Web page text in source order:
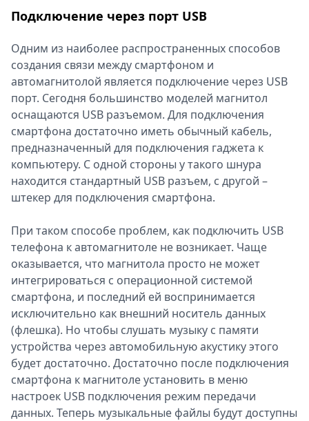
Подключение через порт USB
Одним из наиболее распространенных способов
создания связи между смартфоном и
автомагнитолой является подключение через USB
порт. Сегодня большинство моделей магнитол
оснащаются USB разъемом. Для подключения
смартфона достаточно иметь обычный кабель,
предназначенный для подключения гаджета к
компьютеру. С одной стороны у такого шнура
находится стандартный USB разъем, с другой –
штекер для подключения смартфона.
При таком способе проблем, как подключить USB
телефона к автомагнитоле не возникает. Чаще
оказывается, что магнитола просто не может
интегрироваться с операционной системой
смартфона, и последний ей воспринимается
исключительно как внешний носитель данных
(флешка). Но чтобы слушать музыку с памяти
устройства через автомобильную акустику этого
будет достаточно. Достаточно после подключения
смартфона к магнитоле установить в меню
настроек USB подключения режим передачи
данных. Теперь музыкальные файлы будут доступны